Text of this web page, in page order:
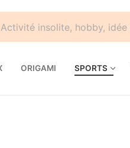
ORIGAMI SPORTS